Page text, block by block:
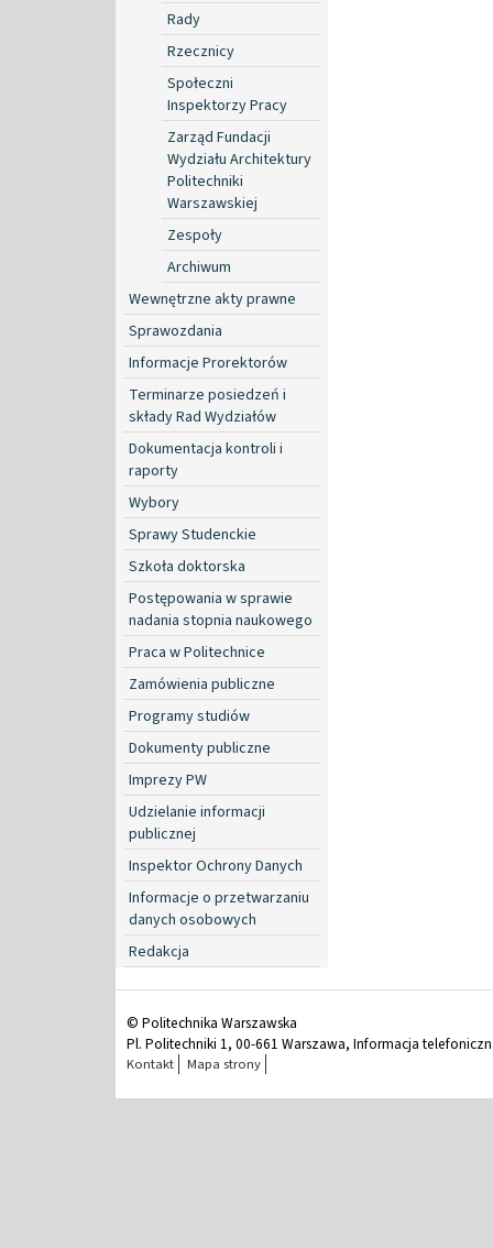
Rady
Rzecznicy
Społeczni
Inspektorzy Pracy
Zarząd Fundacji
Wydziału Architektury
Politechniki
Warszawskiej
Zespoły
Archiwum
Wewnętrzne akty prawne
Sprawozdania
Informacje Prorektorów
Terminarze posiedzeń i
składy Rad Wydziałów
Dokumentacja kontroli i
raporty
Wybory
Sprawy Studenckie
Szkoła doktorska
Postępowania w sprawie
nadania stopnia naukowego
Praca w Politechnice
Zamówienia publiczne
Programy studiów
Dokumenty publiczne
Imprezy PW
Udzielanie informacji
publicznej
Inspektor Ochrony Danych
Informacje o przetwarzaniu
danych osobowych
Redakcja
© Politechnika Warszawska
Pl. Politechniki 1, 00-661 Warszawa, Informacja
Kontakt Mapa strony